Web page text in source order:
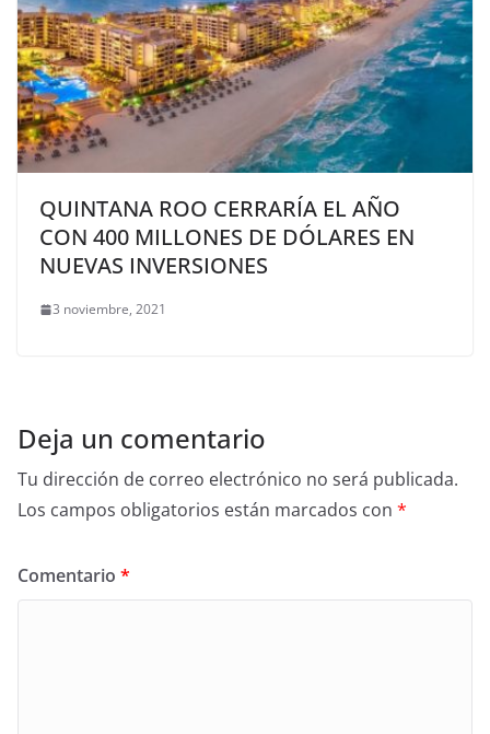
QUINTANA ROO CERRARÍA EL AÑO
CON 400 MILLONES DE DÓLARES EN
NUEVAS INVERSIONES
3 noviembre, 2021
Deja un comentario
Tu dirección de correo electrónico no será publicada.
Los campos obligatorios están marcados con *
Comentario *